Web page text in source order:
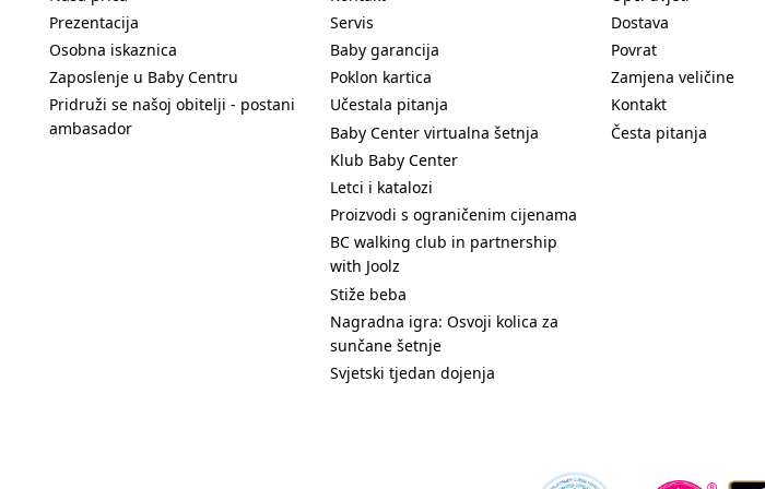
Prezentacija
Osobna iskaznica
Zaposlenje u Baby Centru
Pridruži se našoj obitelji - postani
ambasador
Servis
Baby garancija
Poklon kartica
Učestala pitanja
Baby Center virtualna šetnja
Klub Baby Center
Letci i katalozi
Proizvodi s ograničenim cijenama
BC walking club in partnership
with Joolz
Stiže beba
Nagradna igra: Osvoji kolica za
sunčane šetnje
Svjetski tjedan dojenja
Dostava
Povrat
Zamjena veličine
Kontakt
Česta pitanja